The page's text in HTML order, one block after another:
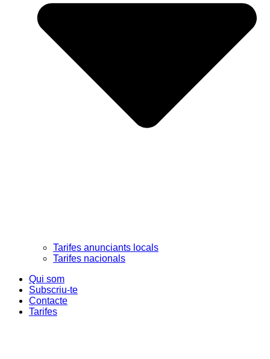
Tarifes anunciants locals
Tarifes nacionals
Qui som
Subscriu-te
Contacte
Tarifes